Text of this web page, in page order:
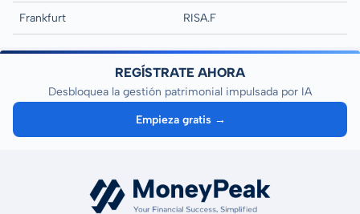
Frankfurt RISA.F
REGÍSTRATE AHORA
Desbloquea la gestión patrimonial impulsada por IA
Empieza gratis →